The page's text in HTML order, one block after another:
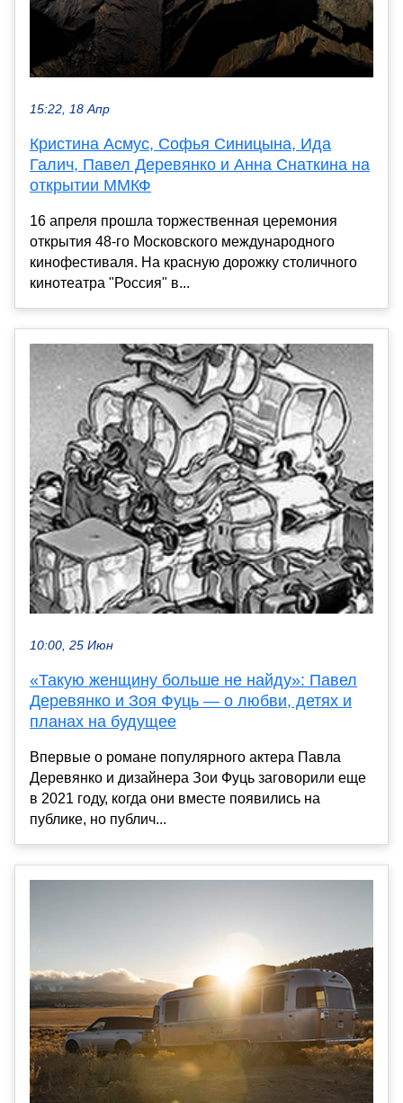
15:22, 18 Апр
Кристина Асмус, Софья Синицына, Ида
Галич, Павел Деревянко и Анна Снаткина на
открытии ММКФ
16 апреля прошла торжественная церемония
открытия 48-го Московского международного
кинофестиваля. На красную дорожку столичного
кинотеатра "Россия" в...
10:00, 25 Июн
«Такую женщину больше не найду»: Павел
Деревянко и Зоя Фуць — о любви, детях и
планах на будущее
Впервые о романе популярного актера Павла
Деревянко и дизайнера Зои Фуць заговорили еще
в 2021 году, когда они вместе появились на
публике, но публич...